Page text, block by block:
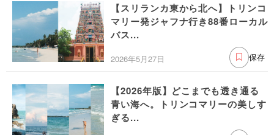
【スリランカ東から北へ】トリンコ
マリー発ジャフナ行き88番ローカル
バス...
2026年5月27日 保存
【2026年版】どこまでも透き通る
青い海へ。トリンコマリーの美しす
ぎる...